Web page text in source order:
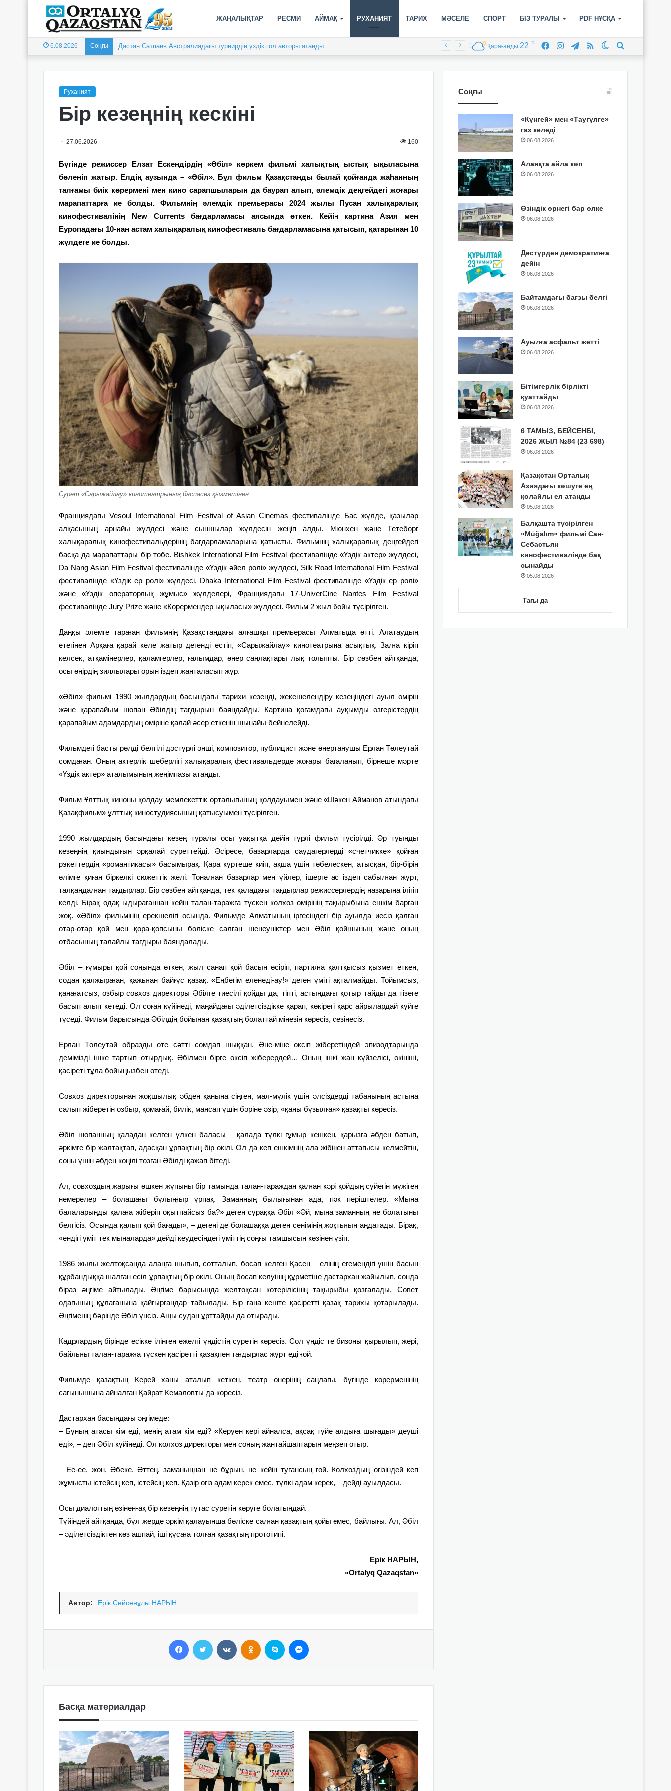
ЖАҢАЛЫҚТАР РЕСМИ АЙМАҚ РУХАНИЯТ ТАРИХ МӘСЕЛЕ СПОРТ БІЗ ТУРАЛЫ PDF НҰСҚА
6.08.2026 Соңғы Дастан Сатпаев Австралиядағы турнирдің үздік гол авторы атанды Switch
RSS
Telegram
Instagram
Facebook
Қарағанды 22 ℃
Руханият
Бір кезеңнің кескіні
27.06.2026 160
Бүгінде режиссер Елзат Ескендірдің «Әбіл» көркем фильмі халықтың ыстық ықыласына
бөленіп жатыр. Елдің аузында – «Әбіл». Бұл фильм Қазақстанды былай қойғанда жаһанның
талғамы биік көрермені мен кино сарапшыларын да баурап алып, әлемдік деңгейдегі жоғары
марапаттарға ие болды. Фильмнің әлемдік премьерасы 2024 жылы Пусан халықаралық
кинофестивалінің New Currents бағдарламасы аясында өткен. Кейін картина Азия мен
Еуропадағы 10-нан астам халықаралық кинофестиваль бағдарламасына қатысып, қатарынан 10
жүлдеге ие болды.
Сурет «Сарыжайлау» кинотеатрының баспасөз қызметінен
Франциядағы Vesoul International Film Festival of Asian Cinemas фестивалінде Бас жүлде, қазылар
алқасының арнайы жүлдесі және сыншылар жүлдесін жеңіп алды. Мюнхен және Гетеборг
халықаралық кинофестивальдерінің бағдарламаларына қатысты. Фильмнің халықаралық деңгейдегі
басқа да марапаттары бір төбе. Bishkek International Film Festival фестивалінде «Үздік актер» жүлдесі,
Da Nang Asian Film Festival фестивалінде «Үздік әйел рөлі» жүлдесі, Silk Road International Film Festival
фестивалінде «Үздік ер рөлі» жүлдесі, Dhaka International Film Festival фестивалінде «Үздік ер рөлі»
және «Үздік операторлық жұмыс» жүлделері, Франциядағы 17-UniverCine Nantes Film Festival
фестивалінде Jury Prize және «Көрермендер ықыласы» жүлдесі. Фильм 2 жыл бойы түсірілген.
Даңқы әлемге тараған фильмнің Қазақстандағы алғашқы премьерасы Алматыда өтті. Алатаудың
етегінен Арқаға қарай келе жатыр дегенді естіп, «Сарыжайлау» кинотеатрына асықтық. Залға кіріп
келсек, атқамінерлер, қаламгерлер, ғалымдар, өнер саңлақтары лық толыпты. Бір сөзбен айтқанда,
осы өңірдің зиялылары орын іздеп жанталасып жүр.
«Әбіл» фильмі 1990 жылдардың басындағы тарихи кезеңді, жекешелендіру кезеңіндегі ауыл өмірін
және қарапайым шопан Әбілдің тағдырын баяндайды. Картина қоғамдағы ауқымды өзгерістердің
қарапайым адамдардың өміріне қалай әсер еткенін шынайы бейнелейді.
Фильмдегі басты рөлді белгілі дәстүрлі әнші, композитор, публицист және өнертанушы Ерлан Төлеутай
сомдаған. Оның актерлік шеберлігі халықаралық фестивальдерде жоғары бағаланып, бірнеше мәрте
«Үздік актер» аталымының жеңімпазы атанды.
Фильм Ұлттық киноны қолдау мемлекеттік орталығының қолдауымен және «Шәкен Айманов атындағы
Қазақфильм» ұлттық киностудиясының қатысуымен түсірілген.
1990 жылдардың басындағы кезең туралы осы уақытқа дейін түрлі фильм түсірілді. Әр туынды
кезеңнің қиындығын әрқалай суреттейді. Әсіресе, базарларда саудагерлерді «счетчикке» қойған
рэкеттердің «романтикасы» басымырақ. Қара күртеше киіп, ақша үшін төбелескен, атысқан, бір-бірін
өлімге қиған біркелкі сюжеттік желі. Тоналған базарлар мен үйлер, ішерге ас іздеп сабылған жұрт,
талқандалған тағдырлар. Бір сөзбен айтқанда, тек қаладағы тағдырлар режиссерлердің назарына ілігіп
келді. Бірақ одақ ыдырағаннан кейін талан-таражға түскен колхоз өмірінің тақырыбына ешкім барған
жоқ. «Әбіл» фильмінің ерекшелігі осында. Фильмде Алматының іргесіндегі бір ауылда иесіз қалған
отар-отар қой мен қора-қопсыны бөліске салған шенеуніктер мен Әбіл қойшының және оның
отбасының талайлы тағдыры баяндалады.
Әбіл – ғұмыры қой соңында өткен, жыл санап қой басын өсіріп, партияға қалтқысыз қызмет еткен,
содан қалжыраған, қажыған байғұс қазақ. «Еңбегім еленеді-ау!» деген үміті ақталмайды. Тойымсыз,
қанағатсыз, озбыр совхоз директоры Әбілге тиесілі қойды да, тіпті, астындағы қотыр тайды да тізеге
басып алып кетеді. Ол соған күйінеді, маңайдағы әділетсіздікке қарап, көкірегі қарс айрылардай күйге
түседі. Фильм барысында Әбілдің бойынан қазақтың болаттай мінезін көресіз, сезінесіз.
Ерлан Төлеутай образды өте сәтті сомдап шыққан. Әне-міне өксіп жіберетіндей эпизодтарында
демімізді ішке тартып отырдық. Әбілмен бірге өксіп жіберердей… Оның ішкі жан күйзелісі, өкініші,
қасіреті тұла бойыңызбен өтеді.
Совхоз директорынан жоқшылық әбден қанына сіңген, мал-мүлік үшін әлсіздерді табанының астына
салып жіберетін озбыр, қомағай, билік, мансап үшін бәріне әзір, «қаны бұзылған» қазақты көресіз.
Әбіл шопанның қаладан келген үлкен баласы – қалада түлкі ғұмыр кешкен, қарызға әбден батып,
әркімге бір жалтақтап, адасқан ұрпақтың бір өкілі. Ол да кеп ешкімнің ала жібінен аттағысы келмейтін,
соны үшін әбден көңілі тозған Әбілді қажап бітеді.
Ал, совхоздың жарығы өшкен жұпыны бір тамында талан-тараждан қалған кәрі қойдың сүйегін мүжіген
немерелер – болашағы бұлыңғыр ұрпақ. Заманның былығынан ада, пәк періштелер. «Мына
балаларыңды қалаға жіберіп оқытпайсыз ба?» деген сұраққа Әбіл «Әй, мына заманның не болатыны
белгісіз. Осында қалып қой бағады», – дегені де болашаққа деген сенімінің жоқтығын аңдатады. Бірақ,
«ендігі үміт тек мыналарда» дейді кеудесіндегі үміттің соңғы тамшысын көзінен үзіп.
1986 жылы желтоқсанда алаңға шығып, сотталып, босап келген Қасен – елінің егемендігі үшін басын
құрбандыққа шалған есіл ұрпақтың бір өкілі. Оның босап келуінің құрметіне дастархан жайылып, сонда
біраз әңгіме айтылады. Әңгіме барысында желтоқсан көтерілісінің тақырыбы қозғалады. Совет
одағының құлағанына қайғыр­ғандар табылады. Бір ғана кеште қасіретті қазақ тарихы қотарылады.
Әңгіменің бәрінде Әбіл үнсіз. Ащы судан ұрттайды да отырады.
Кадрлардың бірінде есікке ілінген ежелгі үндістің суретін көресіз. Сол үндіс те бизоны қырылып, жері,
байлығы талан-таражға түскен қасіретті қазақпен тағдырлас жұрт еді ғой.
Фильмде қазақтың Керей ханы аталып кеткен, театр өнерінің саңлағы, бүгінде көрерменінің
сағынышына айналған Қайрат Кемаловты да көресіз.
Дастархан басындағы әңгімеде:
– Бұның атасы кім еді, менің атам кім еді? «Керуен кері айналса, ақсақ түйе алдыға шығады» деуші
еді», – деп Әбіл күйінеді. Ол колхоз директоры мен соның жантайшаптарын меңзеп отыр.
– Ее-ее, жөн, Әбеке. Әттең, заманыңнан не бұрын, не кейін туғансың ғой. Колхоздың өгізіндей кеп
жұмысты істейсің кеп, істейсің кеп. Қазір өгіз адам керек емес, түлкі адам керек, – дейді ауылдасы.
Осы диалогтың өзінен-ақ бір кезеңнің тұтас суретін көруге болатындай.
Түйіндей айтқанда, бұл жерде әркім қалауынша бөліске салған қазақтың қойы емес, байлығы. Ал, Әбіл
– әділетсіздіктен көз ашпай, іші құсаға толған қазақтың прототипі.
Ерік НАРЫН,
«Ortalyq Qazaqstan»
Автор: Ерік Сейсенұлы НАРЫН
Басқа материалдар
Соңғы
«Күнгей» мен «Таугүлге»
газ келеді
06.08.2026
Алаяқта айла көп
06.08.2026
Өзіндік өрнегі бар өлке
06.08.2026
Дәстүрден демократияға
дейін
06.08.2026
Байтамдағы бағзы белгі
06.08.2026
Ауылға асфальт жетті
06.08.2026
Бітімгерлік бірлікті
қуаттайды
06.08.2026
6 ТАМЫЗ, БЕЙСЕНБІ,
2026 ЖЫЛ №84 (23 698)
06.08.2026
Қазақстан Орталық
Азиядағы көшуге ең
қолайлы ел атанды
05.08.2026
Балқашта түсірілген
«Mūğalım» фильмі Сан-
Себастьян
кинофестивалінде бақ
сынайды
05.08.2026
Тағы да